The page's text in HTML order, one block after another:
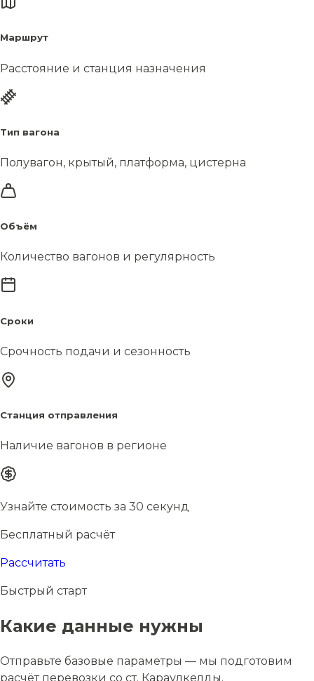
Маршрут
Расстояние и станция назначения
Тип вагона
Полувагон, крытый, платформа, цистерна
Объём
Количество вагонов и регулярность
Сроки
Срочность подачи и сезонность
Станция отправления
Наличие вагонов в регионе
Узнайте стоимость за 30 секунд
Бесплатный расчёт
Рассчитать
Быстрый старт
Какие данные нужны
Отправьте базовые параметры — мы подготовим
расчёт перевозки со ст. Караулкелды.